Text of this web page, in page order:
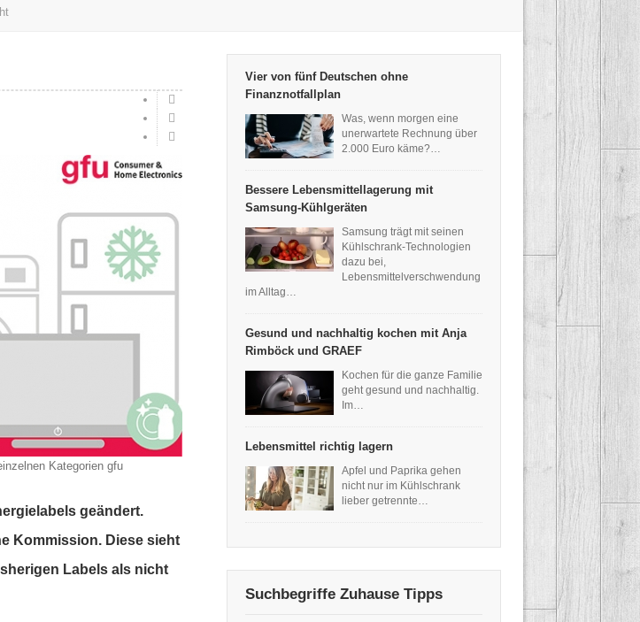
Kategorien gfu
geändert.
Kommission. Diese sieht
Labels als nicht
Vier von fünf Deutschen ohne
Finanznotfallplan
Was, wenn morgen eine
unerwartete Rechnung über
2.000 Euro käme?…
Bessere Lebensmittellagerung mit
Samsung-Kühlgeräten
Samsung trägt mit seinen
Kühlschrank-Technologien
dazu bei,
Lebensmittelverschwendung
im Alltag…
Gesund und nachhaltig kochen mit Anja
Rimböck und GRAEF
Kochen für die ganze Familie
geht gesund und nachhaltig.
Im…
Lebensmittel richtig lagern
Apfel und Paprika gehen
nicht nur im Kühlschrank
lieber getrennte…
Suchbegriffe Zuhause Tipps